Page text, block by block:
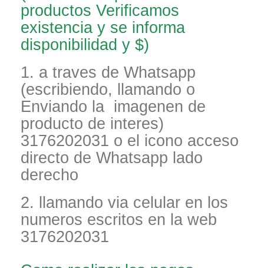
productos Verificamos
existencia y se informa
disponibilidad y $)
1. a traves de Whatsapp
(escribiendo, llamando o
Enviando la imagenen de
producto de interes)
3176202031 o el icono acceso
directo de Whatsapp lado
derecho
2. llamando via celular en los
numeros escritos en la web
3176202031